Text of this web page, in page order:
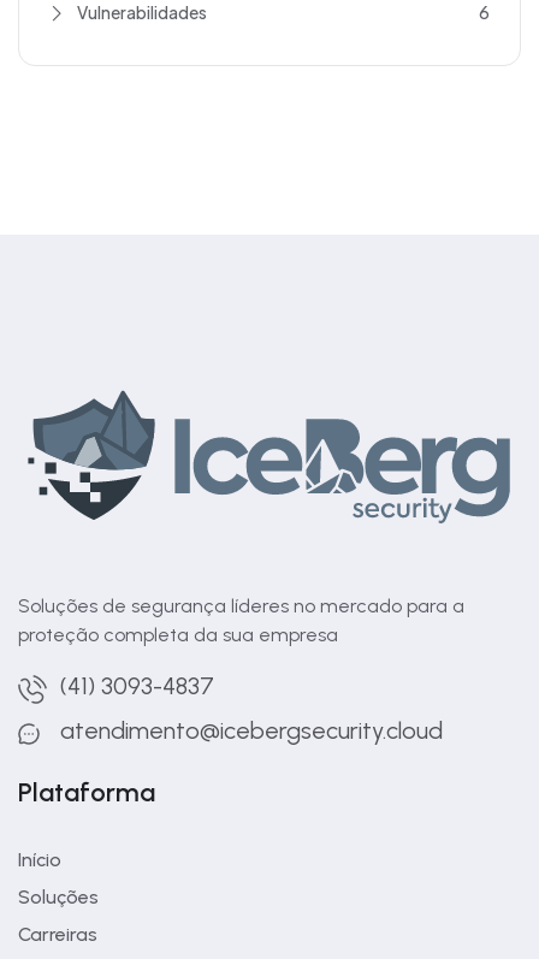
Vulnerabilidades 6
Soluções de segurança líderes no mercado para a
proteção completa da sua empresa
(41) 3093-4837
atendimento@icebergsecurity.cloud
Plataforma
Início
Soluções
Carreiras